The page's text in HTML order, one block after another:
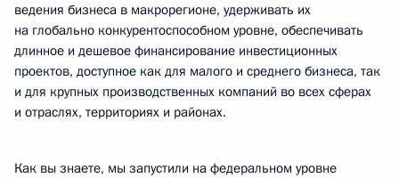
ведения бизнеса в макрорегионе, удерживать их
на глобально конкурентоспособном уровне, обеспечивать
длинное и дешевое финансирование инвестиционных
проектов, доступное как для малого и среднего бизнеса, так
и для крупных производственных компаний во всех сферах
и отраслях, территориях и районах.
Как вы знаете, мы запустили на федеральном уровне